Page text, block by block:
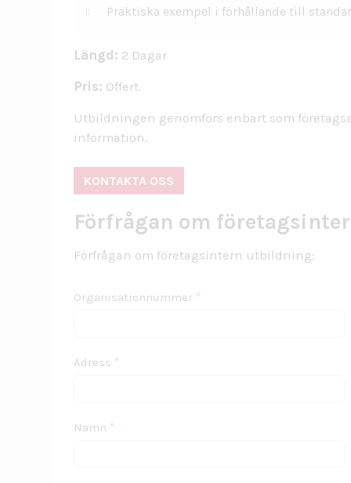
Praktiska exempel i förhållande till
Längd: 2 Dagar
Pris: Offert.
Utbildningen genomförs enbart som
information.
KONTAKTA OSS
Förfrågan om
Förfrågan om företagsintern utbildning:
Utbildning
Organisationnummer *
Adress *
Namn *